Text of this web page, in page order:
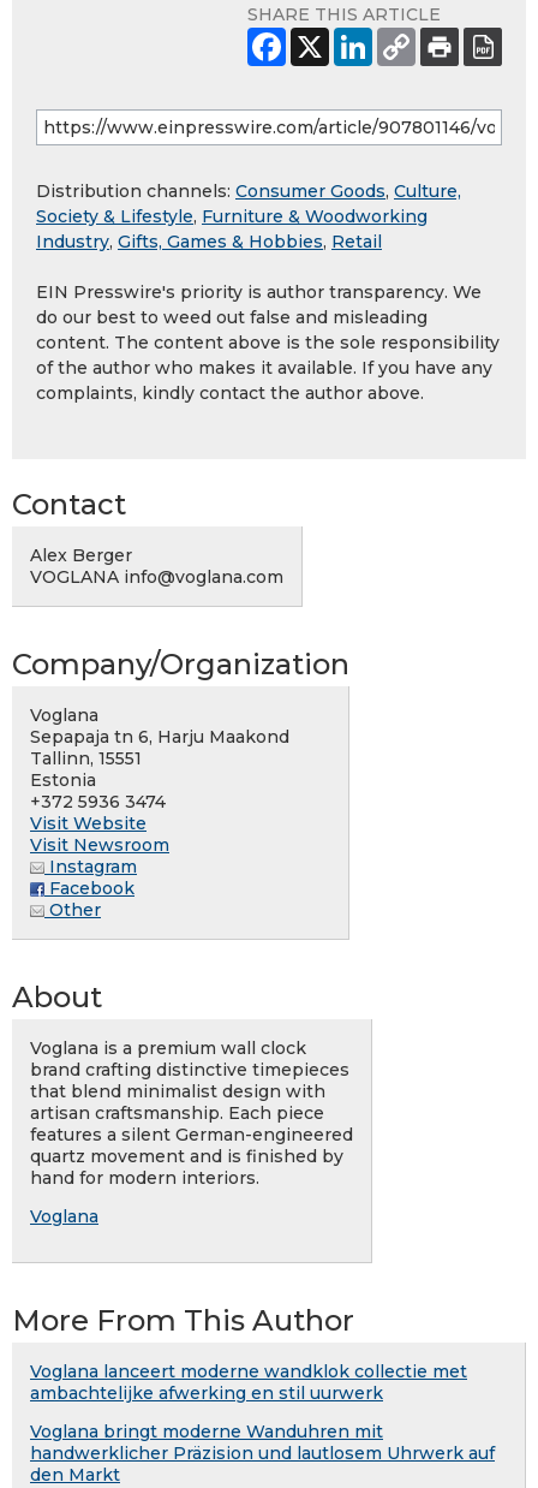
SHARE THIS ARTICLE
Distribution channels: Consumer Goods, Culture,
Society & Lifestyle, Furniture & Woodworking
Industry, Gifts, Games & Hobbies, Retail
EIN Presswire's priority is author transparency. We
do our best to weed out false and misleading
content. The content above is the sole responsibility
of the author who makes it available. If you have any
complaints, kindly contact the author above.
Contact
Alex Berger
VOGLANA info@voglana.com
Company/Organization
Voglana
Sepapaja tn 6, Harju Maakond
Tallinn, 15551
Estonia
+372 5936 3474
Visit Website
Visit Newsroom
Instagram
Facebook
Other
About
Voglana is a premium wall clock
brand crafting distinctive timepieces
that blend minimalist design with
artisan craftsmanship. Each piece
features a silent German-engineered
quartz movement and is finished by
hand for modern interiors.
Voglana
More From This Author
Voglana lanceert moderne wandklok collectie met
ambachtelijke afwerking en stil uurwerk
Voglana bringt moderne Wanduhren mit
handwerklicher Präzision und lautlosem Uhrwerk auf
den Markt